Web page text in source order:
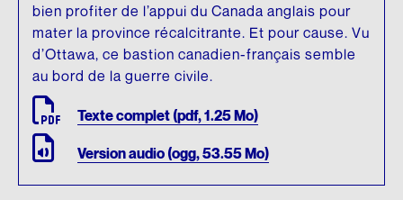
bien profiter de l’appui du Canada anglais pour
mater la province récalcitrante. Et pour cause. Vu
d’Ottawa, ce bastion canadien-français semble
au bord de la guerre civile.
Texte complet (pdf, 1.25 Mo)
Version audio (ogg, 53.55 Mo)